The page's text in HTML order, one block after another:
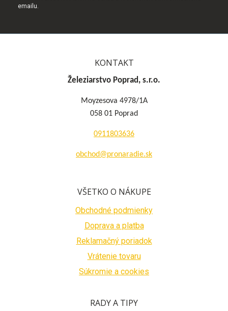
emailu.
KONTAKT
Železiarstvo Poprad, s.r.o.
Moyzesova 4978/1A
058 01 Poprad
0911803636
obchod@pronaradie.sk
VŠETKO O NÁKUPE
Obchodné podmienky
Doprava a platba
Reklamačný poriadok
Vrátenie tovaru
Súkromie a cookies
RADY A TIPY